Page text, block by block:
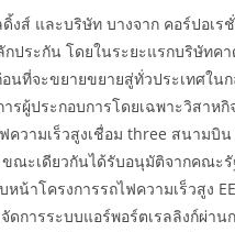
ส์ และบริษัท บางจาก คอร์ปอเร
ประกัน โดยในระยะแรกบริษัทค
ที่จะขยายขยายสู่ทั่วประเทศใน
รผู้ประกอบการโดยเฉพาะวิสา
วามเร็วสูงเชื่อม three สนามบิ
ขณะเดียวกันได้รับอนุมัติจากค
น้าโครงการรถไฟความเร็วสูง
การระบบแอร์พอร์ตเรลลิงก์ผ่า